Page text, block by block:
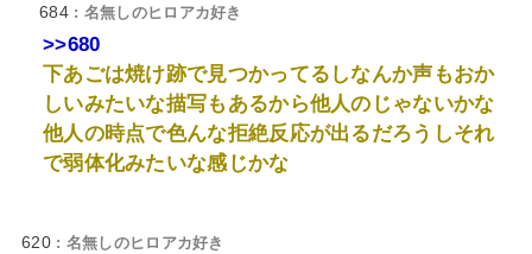
684 : 名無しのヒロアカ好き
>>680
下あごは焼け跡で見つかってるしなんか声もおか
しいみたいな描写もあるから他人のじゃないかな
他人の時点で色んな拒絶反応が出るだろうしそれ
で弱体化みたいな感じかな
620 : 名無しのヒロアカ好き